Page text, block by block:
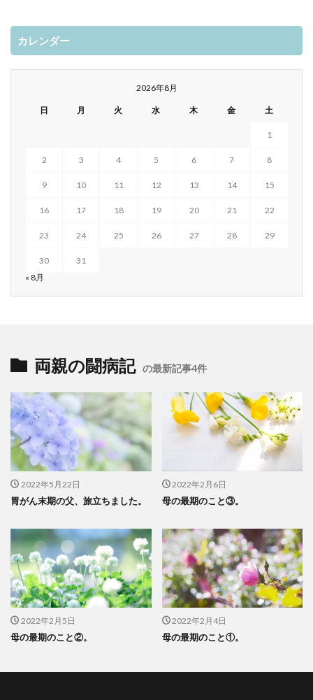
カレンダー
2026年8月
日 月 火 水 木 金 土
1
2 3 4 5 6 7 8
9 10 11 12 13 14 15
16 17 18 19 20 21 22
23 24 25 26 27 28 29
30
31
« 8月
両親の闘病記 の最新記事4件
2022年5月22日
胃がん末期の父、旅立ちました。
2022年2月6日
母の最期のこと③。
2022年2月5日
母の最期のこと②。
2022年2月4日
母の最期のこと①。